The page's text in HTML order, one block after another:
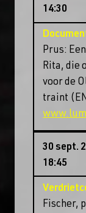
14:30
Prus:
Rita, die
voor de
traint
30 sept.
18:45
Fischer,